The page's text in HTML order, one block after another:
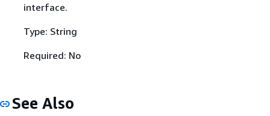
interface.
Type: String
Required: No
See Also